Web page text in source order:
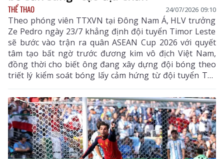
THỂ THAO 24/07/2026 09:10
Theo phóng viên TTXVN tại Đông Nam Á, HLV trưởng
Ze Pedro ngày 23/7 khẳng định đội tuyển Timor Leste
sẽ bước vào trận ra quân ASEAN Cup 2026 với quyết
tâm tạo bất ngờ trước đương kim vô địch Việt Nam,
đồng thời cho biết ông đang xây dựng đội bóng theo
triết lý kiểm soát bóng lấy cảm hứng từ đội tuyển Tây
Ban Nha, "tân vương" mới lên ngôi ở World Cup 2026.